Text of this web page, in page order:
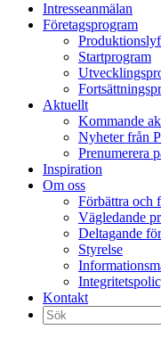
vidare
Intresseanmälan
Företagsprogram
Startprogram
Aktuellt
Kommande
Nyheter från
Prenumerera
Inspiration
Om oss
Förbättra och
Vägledande
Deltagande
Styrelse
Kontakt
Sök
efter: